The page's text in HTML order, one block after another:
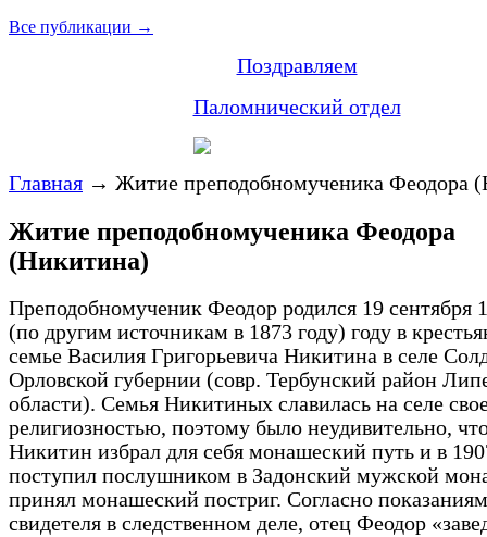
Все публикации →
Поздравляем
Паломнический отдел
Главная → Житие преподобномученика Феодора
Житие преподобномученика Феодора
(Никитина)
Преподобномученик Феодор родился 19 сентября
(по другим источникам в 1873 году) году в
семье Василия Григорьевича Никитина в селе
Орловской губернии (совр. Тербунский район
области). Семья Никитиных славилась на селе
религиозностью, поэтому было неудивительно,
Никитин избрал для себя монашеский путь и в
поступил послушником в Задонский мужской
принял монашеский постриг. Согласно показаниям
свидетеля в следственном деле, отец Феодор